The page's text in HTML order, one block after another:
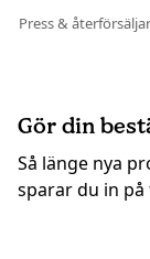
Press &
Gör din
Så länge nya
sparar du in